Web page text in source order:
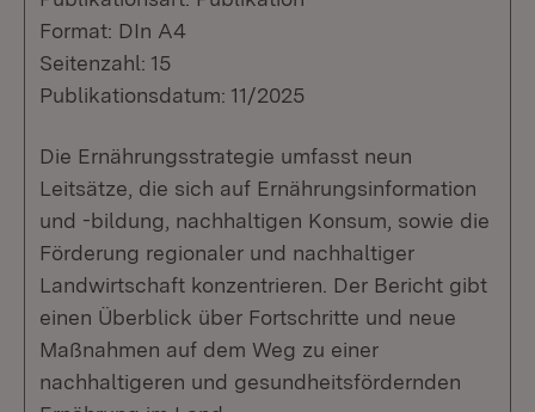
Format: DIn A4
Seitenzahl: 15
Publikationsdatum: 11/2025
Die Ernährungsstrategie umfasst neun
Leitsätze, die sich auf Ernährungsinformation
und -bildung, nachhaltigen Konsum, sowie die
Förderung regionaler und nachhaltiger
Landwirtschaft konzentrieren. Der Bericht gibt
einen Überblick über Fortschritte und neue
Maßnahmen auf dem Weg zu einer
nachhaltigeren und gesundheitsfördernden